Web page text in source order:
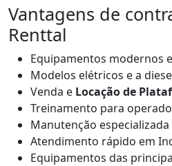
Vantagens de
Renttal
Equipamentos modernos
Modelos elétricos e a
Venda e Locação de
Treinamento para
Manutenção especializada
Atendimento rápido em
Equipamentos das